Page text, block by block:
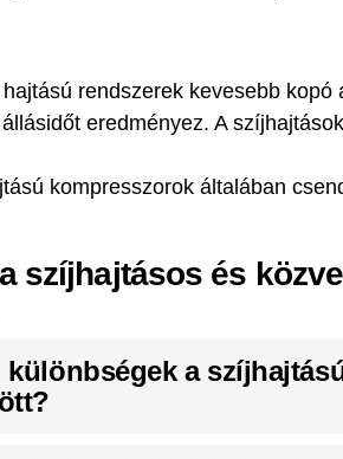
rendszerek kevesebb
eredményez. A
kompresszorok általában
szíjhajtásos és
a